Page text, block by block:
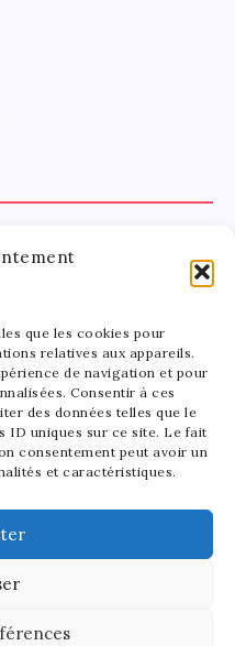
que les cookies pour
relatives aux appareils.
de navigation et pour
Consentir à ces
des données telles que le
ID uniques sur ce site. Le fait
consentement peut avoir un
et caractéristiques.
je fusionne ma
des célébrités.
la poterie, je trouve le
activités. Mère d'un
avec lui l'amour de